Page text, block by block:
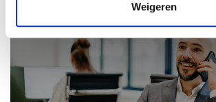
Weigeren
TELEFONISCHE INTAKE